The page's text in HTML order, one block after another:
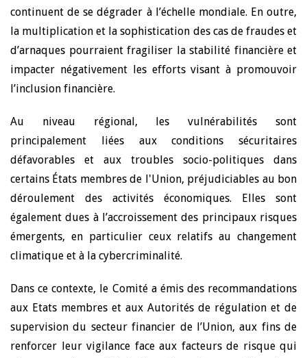
continuent de se dégrader à l’échelle mondiale. En outre,
la multiplication et la sophistication des cas de fraudes et
d’arnaques pourraient fragiliser la stabilité financière et
impacter négativement les efforts visant à promouvoir
l’inclusion financière.
Au niveau régional, les vulnérabilités sont
principalement liées aux conditions sécuritaires
défavorables et aux troubles socio-politiques dans
certains États membres de l'Union, préjudiciables au bon
déroulement des activités économiques. Elles sont
également dues à l’accroissement des principaux risques
émergents, en particulier ceux relatifs au changement
climatique et à la cybercriminalité.
Dans ce contexte, le Comité a émis des recommandations
aux Etats membres et aux Autorités de régulation et de
supervision du secteur financier de l’Union, aux fins de
renforcer leur vigilance face aux facteurs de risque qui